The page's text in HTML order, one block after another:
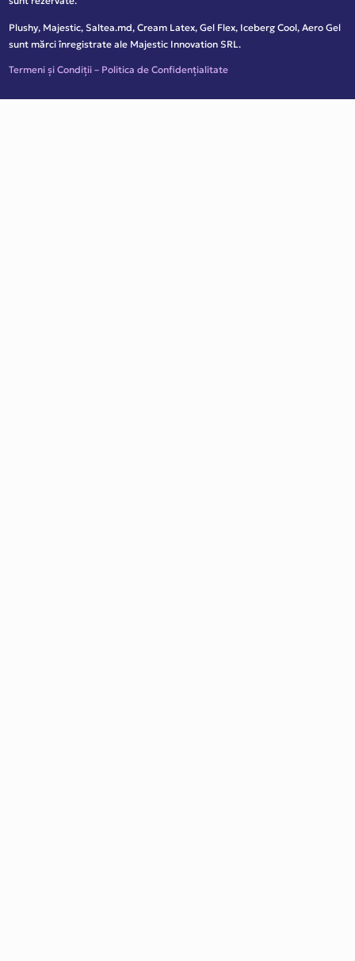
Plushy, Majestic, Saltea.md, Cream Latex, Gel Flex, Iceberg Cool, Aero Gel
sunt mărci înregistrate ale Majestic Innovation SRL.
Termeni și Condiții – Politica de Confidențialitate